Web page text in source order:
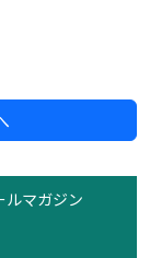
ルマガジン